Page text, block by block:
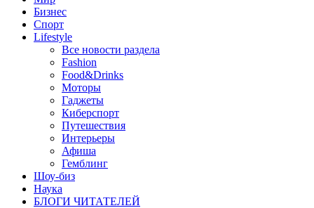
Бизнес
Спорт
Lifestyle
Все новости раздела
Fashion
Food&Drinks
Моторы
Гаджеты
Киберспорт
Путешествия
Интерьеры
Афиша
Гемблинг
Шоу-биз
Наука
БЛОГИ ЧИТАТЕЛЕЙ